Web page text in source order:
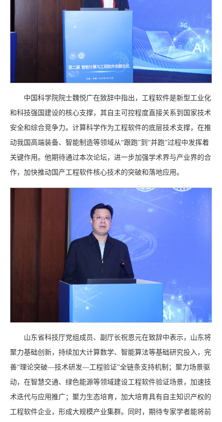
中国科学院院士魏悦广在致辞中指出，工程软件是新型工业化
和科技强国建设的核心支撑，其自主可控程度直接关系到国家技术
安全和综合竞争力。计算科学作为工程软件的底层技术支撑，在推
动我国高端装备、智能制造等领域从“跟跑”到“并跑”过程中发挥着
关键作用。他期待通过本次论坛，进一步加强学术界与产业界的合
作，加快推动国产工程软件核心技术的突破和落地应用。
山东省科技厅党组成员、副厅长祝恩元在致辞中表示，山东将
聚力基础创新，持续加大计算数学、智能算法等基础研究投入，完
善“理论突破—技术研发—工程验证”全链条支持机制；聚力场景驱
动，在智慧交通、绿色能源等领域建设工程软件验证场景，加速技
术迭代与应用推广；聚力生态培育，加大培育具有自主知识产权的
工程软件企业，形成大规模产业集群。同时，期待专家学者能将前